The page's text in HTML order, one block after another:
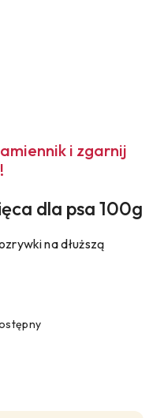
i zgarnij
dla psa 100g
na dłuższą